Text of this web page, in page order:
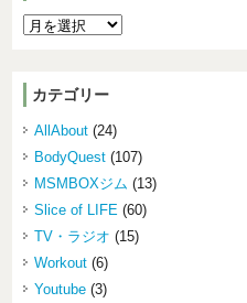
カテゴリー
AllAbout (24)
BodyQuest (107)
MSMBOXジム (13)
Slice of LIFE (60)
TV・ラジオ (15)
Workout (6)
Youtube (3)